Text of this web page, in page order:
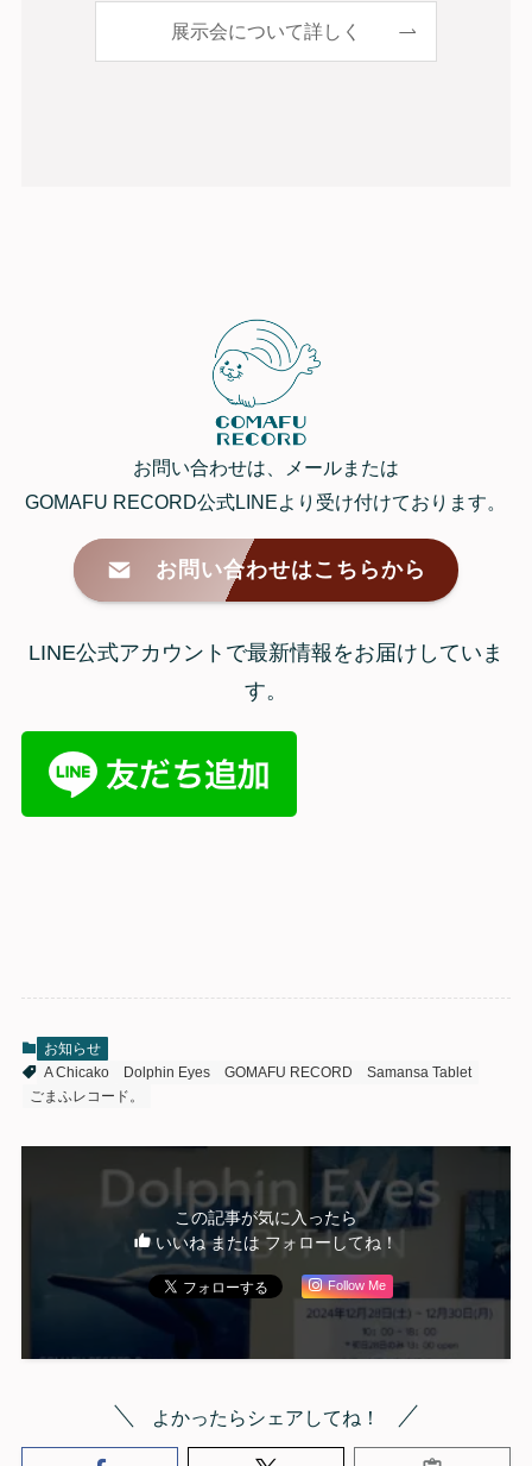
展示会について詳しく
お問い合わせは、メールまたは
GOMAFU RECORD公式LINEより受け付けております。
お問い合わせはこちらから
LINE公式アカウントで最新情報をお届けしていま
す。
お知らせ
A Chicako
Dolphin Eyes GOMAFU RECORD
Samansa Tablet
ごまふレコード。
この記事が気に入ったら
いいね または フォローしてね！
Follow Me
よかったらシェアしてね！